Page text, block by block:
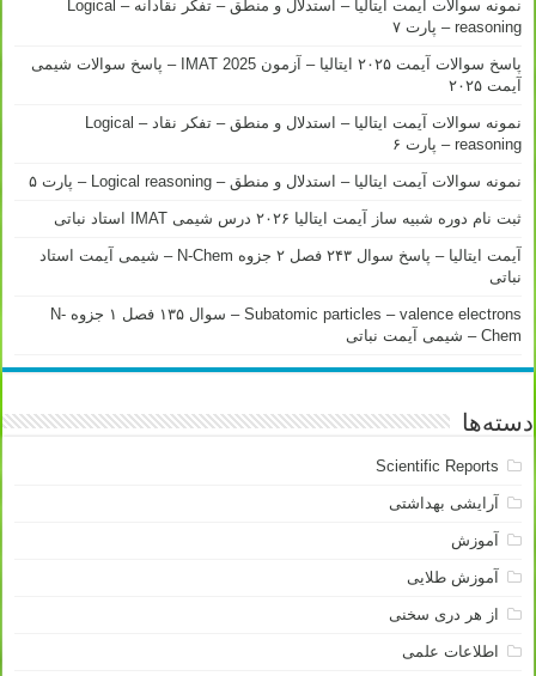
نمونه سوالات آیمت ایتالیا – استدلال و منطق – تفکر نقادانه – Logical
reasoning – پارت ۷
پاسخ سوالات آیمت ۲۰۲۵ ایتالیا – آزمون IMAT 2025 – پاسخ سوالات شیمی
آیمت ۲۰۲۵
نمونه سوالات آیمت ایتالیا – استدلال و منطق – تفکر نقاد – Logical
reasoning – پارت ۶
نمونه سوالات آیمت ایتالیا – استدلال و منطق – Logical reasoning – پارت ۵
ثبت نام دوره شبیه ساز آیمت ایتالیا ۲۰۲۶ درس شیمی IMAT استاد نباتی
آیمت ایتالیا – پاسخ سوال ۲۴۳ فصل ۲ جزوه N-Chem – شیمی آیمت استاد
نباتی
Subatomic particles – valence electrons – سوال ۱۳۵ فصل ۱ جزوه N-
Chem – شیمی آیمت نباتی
دسته‌ها
Scientific Reports
آرایشی بهداشتی
آموزش
آموزش طلایی
از هر دری سخنی
اطلاعات علمی